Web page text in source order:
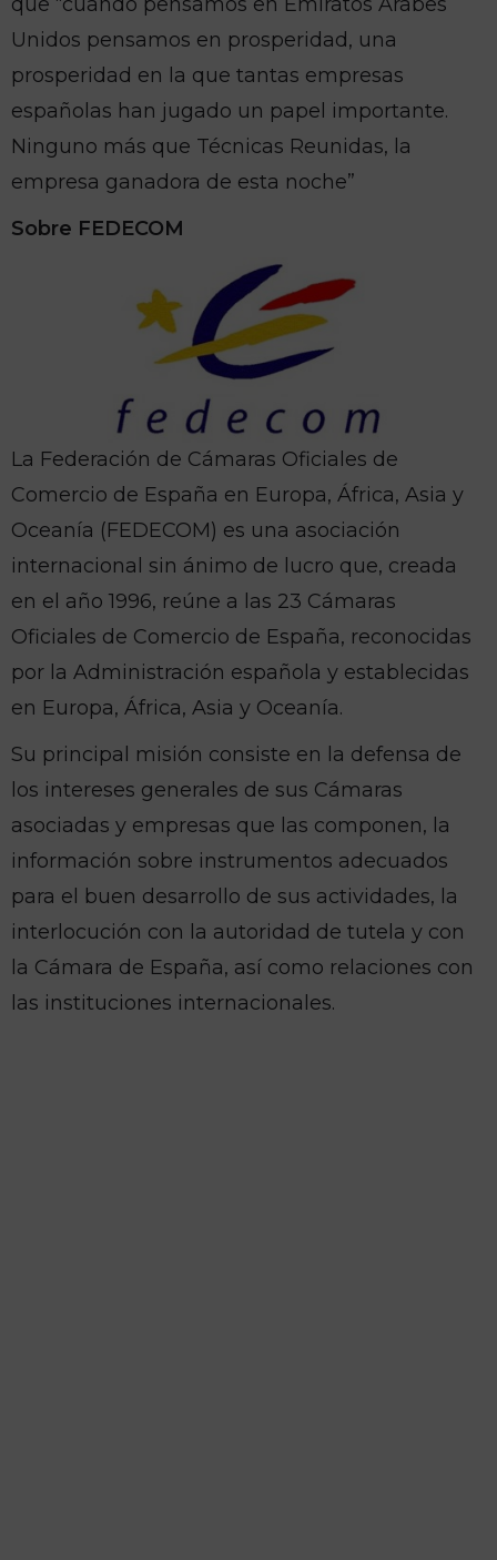
que “cuando pensamos en Emiratos Árabes
Unidos pensamos en prosperidad, una
prosperidad en la que tantas empresas
españolas han jugado un papel importante.
Ninguno más que Técnicas Reunidas, la
empresa ganadora de esta noche”
Sobre FEDECOM
La Federación de Cámaras Oficiales de
Comercio de España en Europa, África, Asia y
Oceanía (FEDECOM) es una asociación
internacional sin ánimo de lucro que, creada
en el año 1996, reúne a las 23 Cámaras
Oficiales de Comercio de España, reconocidas
por la Administración española y establecidas
en Europa, África, Asia y Oceanía.
Su principal misión consiste en la defensa de
los intereses generales de sus Cámaras
asociadas y empresas que las componen, la
información sobre instrumentos adecuados
para el buen desarrollo de sus actividades, la
interlocución con la autoridad de tutela y con
la Cámara de España, así como relaciones con
las instituciones internacionales.